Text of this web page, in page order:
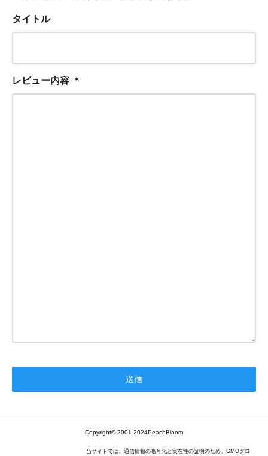
タイトル
レビュー内容 ＊
Copyright© 2001-2024PeachBloom
当サイトでは、通信情報の暗号化と実在性の証明のため、GMOグロ